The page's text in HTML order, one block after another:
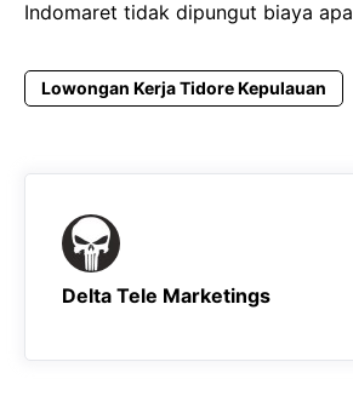
Indomaret tidak dipungut biaya
Lowongan Kerja Tidore Kepulauan
Delta Tele Marketings